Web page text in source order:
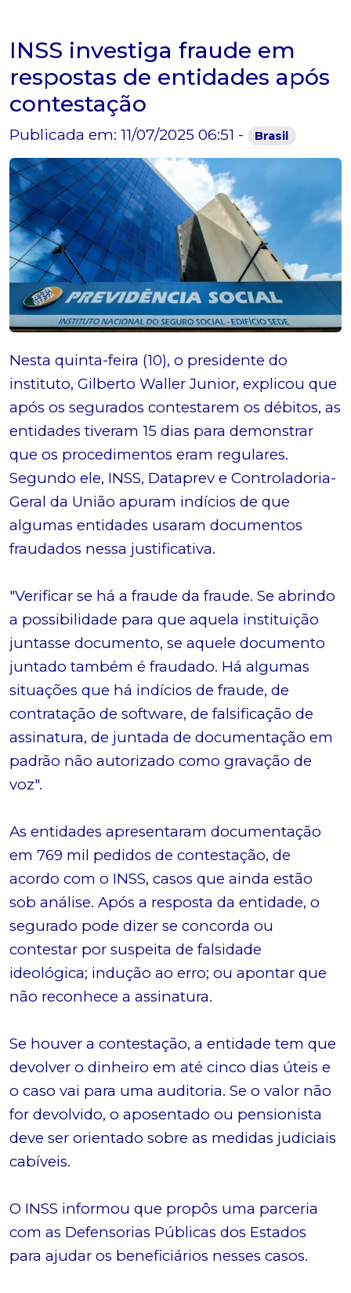
INSS investiga fraude em
respostas de entidades após
contestação
Publicada em: 11/07/2025 06:51 - Brasil
Nesta quinta-feira (10), o presidente do
instituto, Gilberto Waller Junior, explicou que
após os segurados contestarem os débitos, as
entidades tiveram 15 dias para demonstrar
que os procedimentos eram regulares.
Segundo ele, INSS, Dataprev e Controladoria-
Geral da União apuram indícios de que
algumas entidades usaram documentos
fraudados nessa justificativa.
"Verificar se há a fraude da fraude. Se abrindo
a possibilidade para que aquela instituição
juntasse documento, se aquele documento
juntado também é fraudado. Há algumas
situações que há indícios de fraude, de
contratação de software, de falsificação de
assinatura, de juntada de documentação em
padrão não autorizado como gravação de
voz".
As entidades apresentaram documentação
em 769 mil pedidos de contestação, de
acordo com o INSS, casos que ainda estão
sob análise. Após a resposta da entidade, o
segurado pode dizer se concorda ou
contestar por suspeita de falsidade
ideológica; indução ao erro; ou apontar que
não reconhece a assinatura.
Se houver a contestação, a entidade tem que
devolver o dinheiro em até cinco dias úteis e
o caso vai para uma auditoria. Se o valor não
for devolvido, o aposentado ou pensionista
deve ser orientado sobre as medidas judiciais
cabíveis.
O INSS informou que propôs uma parceria
com as Defensorias Públicas dos Estados
para ajudar os beneficiários nesses casos.